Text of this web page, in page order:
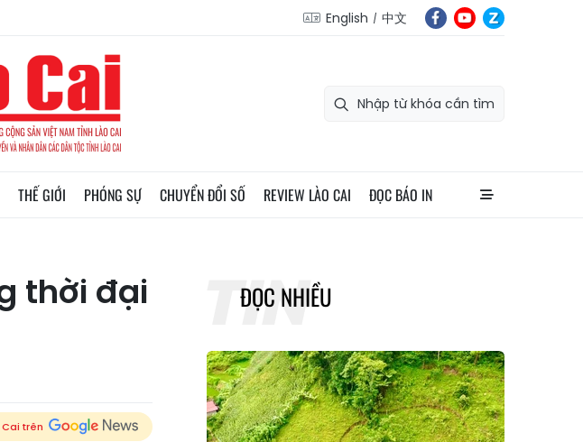
English 中文
THẾ GIỚI PHÓNG SỰ CHUYỂN ĐỔI SỐ REVIEW LÀO CAI ĐỌC BÁO IN
thời đại
trên
ĐỌC NHIỀU